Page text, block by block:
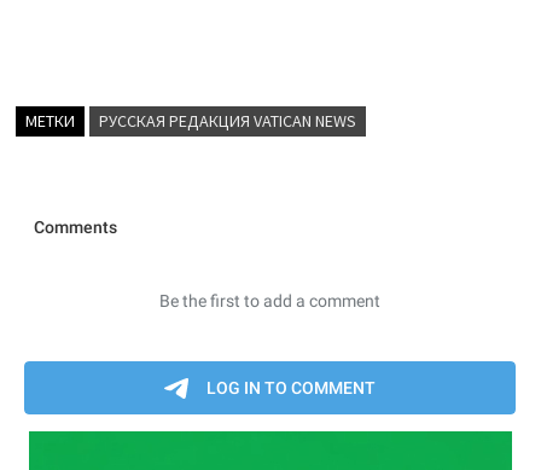
МЕТКИ РУССКАЯ РЕДАКЦИЯ VATICAN NEWS